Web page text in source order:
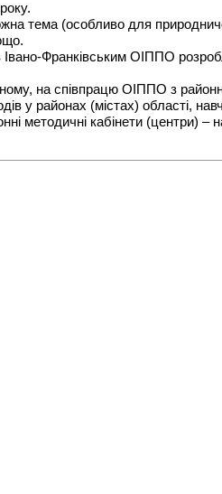
тема (особливо для
Франківським ОІППО
на співпрацю ОІППО з
у районах (містах) області,
кабінети (центри) –